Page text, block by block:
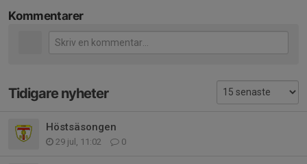
Kommentarer
Tidigare nyheter
Höstsäsongen
29 jul, 11:02 0